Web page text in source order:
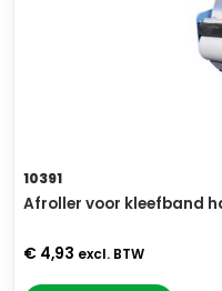
10391
Afroller voor kleefband
€ 4,93 excl. BTW